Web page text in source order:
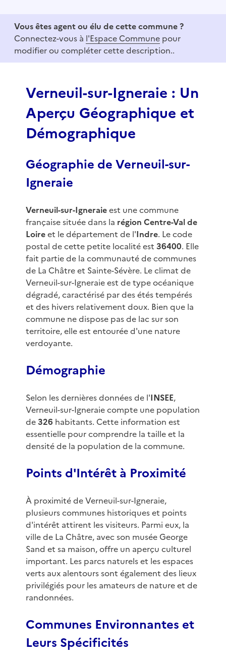
f
Vous êtes agent ou élu de cette commune ?
Connectez-vous à l'Espace Commune pour
modifier ou compléter cette description..
Verneuil-sur-Igneraie : Un
Aperçu Géographique et
Démographique
Géographie de Verneuil-sur-
Igneraie
Verneuil-sur-Igneraieest une commune
française située dans la région Centre-Val de
Loireet le département de l'Indre. Le code
postal de cette petite localité est 36400. Elle
fait partie de la communauté de communes
de La Châtre et Sainte-Sévère. Le climat de
Verneuil-sur-Igneraie est de type océanique
dégradé, caractérisé par des étés tempérés
et des hivers relativement doux. Bien que la
commune ne dispose pas de lac sur son
territoire, elle est entourée d'une nature
verdoyante.
Démographie
Selon les dernières données de l'INSEE,
Verneuil-sur-Igneraie compte une population
de326 habitants. Cette information est
essentielle pour comprendre la taille et la
densité de la population de la commune.
Points d'Intérêt à Proximité
À proximité de Verneuil-sur-Igneraie,
plusieurs communes historiques et points
d'intérêt attirent les visiteurs. Parmi eux, la
ville de La Châtre, avec son musée George
Sand et sa maison, offre un aperçu culturel
important. Les parcs naturels et les espaces
verts aux alentours sont également des lieux
privilégiés pour les amateurs de nature et de
randonnées.
Communes Environnantes et
Leurs Spécificités